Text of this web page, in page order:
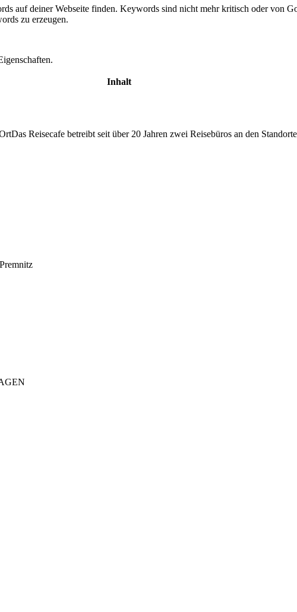
auf deiner Webseite finden. Keywords sind nicht mehr kritisch oder von
zu erzeugen.
Inhalt
Reisecafe betreibt seit über 20 Jahren zwei Reisebüros an den